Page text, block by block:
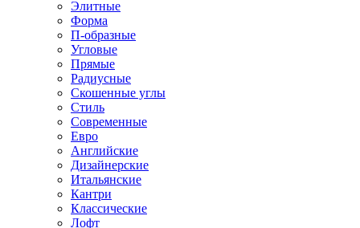
Элитные
Форма
П-образные
Угловые
Прямые
Радиусные
Скошенные углы
Стиль
Современные
Евро
Английские
Дизайнерские
Итальянские
Кантри
Классические
Лофт